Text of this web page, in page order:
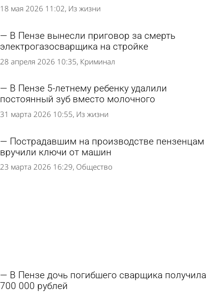
18 мая 2026 11:02 Из жизни
В Пензе вынесли приговор за смерть
электрогазосварщика на стройке
28 апреля 2026 10:35 Криминал
В Пензе 5-летнему ребенку удалили
постоянный зуб вместо молочного
31 марта 2026 10:55 Из жизни
Пострадавшим на производстве пензенцам
вручили ключи от машин
23 марта 2026 16:29 Общество
В Пензе дочь погибшего сварщика получила
700 000 рублей